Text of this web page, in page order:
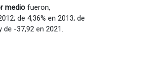
medio fueron,
de 4,36% en 2013; de
-37,92 en 2021.